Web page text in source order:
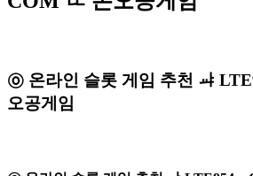
㉧ 온라인 슬롯 게임 추천 ㆇ
오공게임